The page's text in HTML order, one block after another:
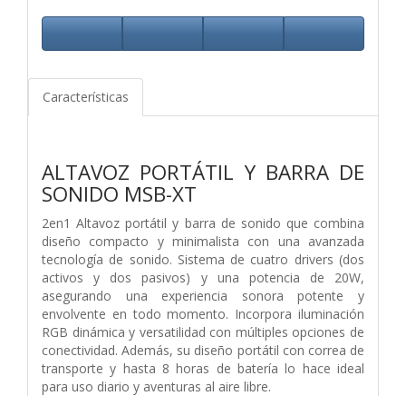
Características
ALTAVOZ PORTÁTIL Y BARRA DE
SONIDO MSB-XT
2en1 Altavoz portátil y barra de sonido que combina
diseño compacto y minimalista con una avanzada
tecnología de sonido. Sistema de cuatro drivers (dos
activos y dos pasivos) y una potencia de 20W,
asegurando una experiencia sonora potente y
envolvente en todo momento. Incorpora iluminación
RGB dinámica y versatilidad con múltiples opciones de
conectividad. Además, su diseño portátil con correa de
transporte y hasta 8 horas de batería lo hace ideal
para uso diario y aventuras al aire libre.